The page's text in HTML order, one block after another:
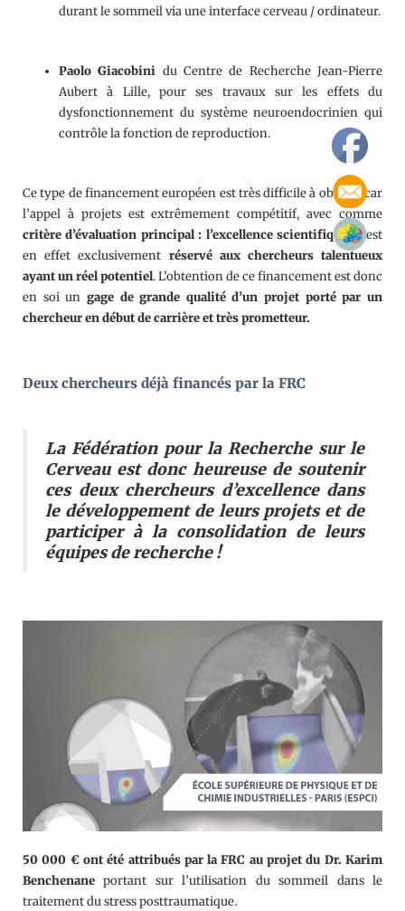
durant le sommeil via une interface cerveau / ordinateur.
Paolo Giacobini du Centre de Recherche Jean-Pierre
Aubert à Lille, pour ses travaux sur les effets du
dysfonctionnement du système neuroendocrinien qui
contrôle la fonction de reproduction.
Ce type de financement européen est très difficile à obtenir car
l’appel à projets est extrêmement compétitif, avec comme
critère d’évaluation principal : l’excellence scientifique. Il est
en effet exclusivement réservé aux chercheurs talentueux
ayant un réel potentiel. L’obtention de ce financement est donc
en soi un gage de grande qualité d’un projet porté par un
chercheur en début de carrière et très prometteur.
Deux chercheurs déjà financés par la FRC
La Fédération pour la Recherche sur le
Cerveau est donc heureuse de soutenir
ces deux chercheurs d’excellence dans
le développement de leurs projets et de
participer à la consolidation de leurs
équipes de recherche !
50 000 € ont été attribués par la FRC au projet du Dr. Karim
Benchenane portant sur l’utilisation du sommeil dans le
traitement du stress posttraumatique.